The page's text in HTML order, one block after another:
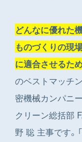
どんなに優れた
ものづくりの現
に適合させるた
のベストマッチ
密機械カンパニ
クリーン総括部
野 聡 主事です。